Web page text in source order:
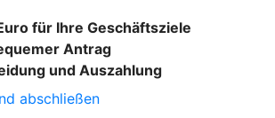
für Ihre Geschäftsziele
Antrag
und Auszahlung
abschließen